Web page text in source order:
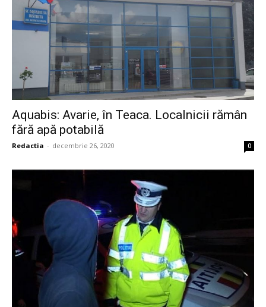
Aquabis: Avarie, în Teaca. Localnicii rămân
fără apă potabilă
Redactia - decembrie 26, 2020 0